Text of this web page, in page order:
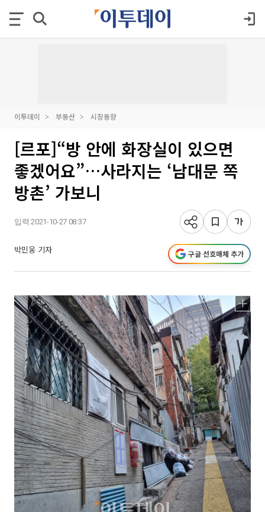
이투데이 부동산 시장동향
[르포]“방 안에 화장실이 있으면
좋겠어요”…사라지는 ‘남대문 쪽
방촌’ 가보니
입력 2021-10-27 08:37
박민웅 기자 구글 선호매체 추가